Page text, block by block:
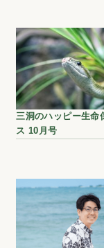
三洞のハッピー生命
ス 10月号